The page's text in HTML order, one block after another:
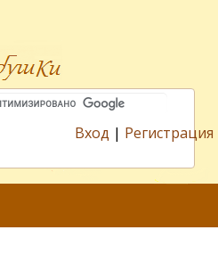
Вход | Регистрация